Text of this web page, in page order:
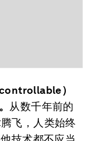
）
从数千年前的
飞，人类始终